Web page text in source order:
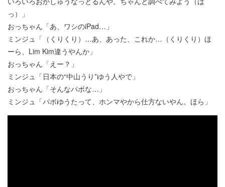
っ）」
おっちゃん「あ、ワシのiPad…」
ミンジュ「（くりくり）…あ、あった、これか…（くりくり）ほ
ーら、Lim Kim違うやんか」
おっちゃん「えー？」
ミンジュ「日本の“中山うり”ゆう人やで」
おっちゃん「そんなパボな…」
ミンジュ「パボゆうたって、ホンマやから仕方ないやん。ほら」